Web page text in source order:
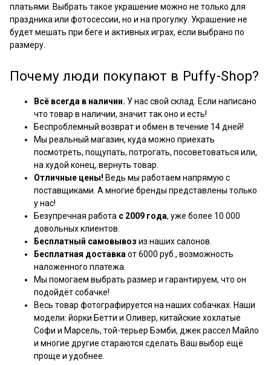
платьями. Выбрать такое украшение можно не только для
праздника или фотосессии, но и на прогулку. Украшение не
будет мешать при беге и активных играх, если выбрано по
размеру.
Почему люди покупают в Puffy-Shop?
Всё всегда в наличии. У нас свой склад. Если написано
что товар в наличии, значит так оно и есть!
Беспроблемный возврат и обмен в течение 14 дней!
Мы реальный магазин, куда можно приехать
посмотреть, пощупать, потрогать, посоветоваться или,
на худой конец, вернуть товар.
Отличные цены! Ведь мы работаем напрямую с
поставщиками. А многие бренды представлены только
у нас!
Безупречная работа с 2009 года, уже более 10 000
довольных клиентов.
Бесплатный самовывоз из наших салонов.
Бесплатная доставка от 6000 руб., возможность
наложенного платежа.
Мы помогаем выбрать размер и гарантируем, что он
подойдёт собачке!
Весь товар фотографируется на наших собачках. Наши
модели: йорки Бетти и Оливер, китайские хохлатые
Софи и Марсель, той-терьер Бэмби, джек рассел Майло
и многие другие стараются сделать Ваш выбор ещё
проще и удобнее.